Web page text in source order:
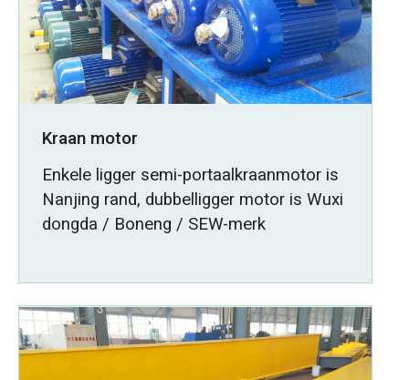
Kraan motor
Enkele ligger semi-portaalkraanmotor is
Nanjing rand, dubbelligger motor is Wuxi
dongda / Boneng / SEW-merk